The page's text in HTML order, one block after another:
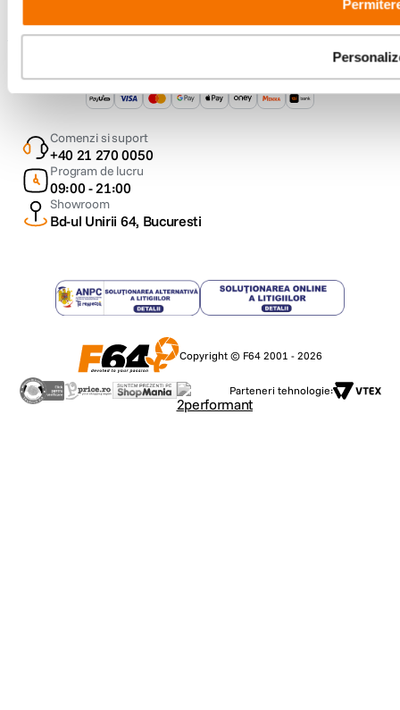
Comenzi si suport
+40 21 270 0050
Program de lucru
09:00 - 21:00
Showroom
Bd-ul Unirii 64, Bucuresti
Copyright © F64 2001 - 2026
Parteneri tehnologie: